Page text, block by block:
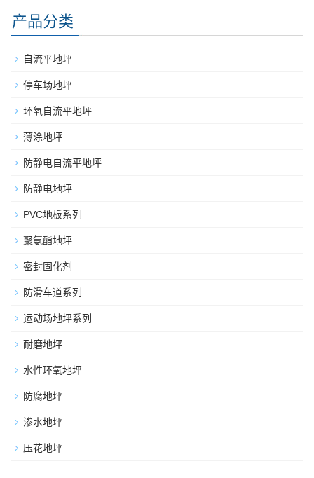
产品分类
自流平地坪
停车场地坪
环氧自流平地坪
薄涂地坪
防静电自流平地坪
防静电地坪
PVC地板系列
聚氨酯地坪
密封固化剂
防滑车道系列
运动场地坪系列
耐磨地坪
水性环氧地坪
防腐地坪
渗水地坪
压花地坪